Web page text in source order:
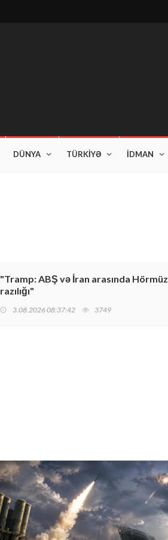
DÜNYA TÜRKİYƏ İDMAN
"Tramp: ABŞ və İran arasında Hörmüz
razılığı"
3.08.2026 08:37:42 3749